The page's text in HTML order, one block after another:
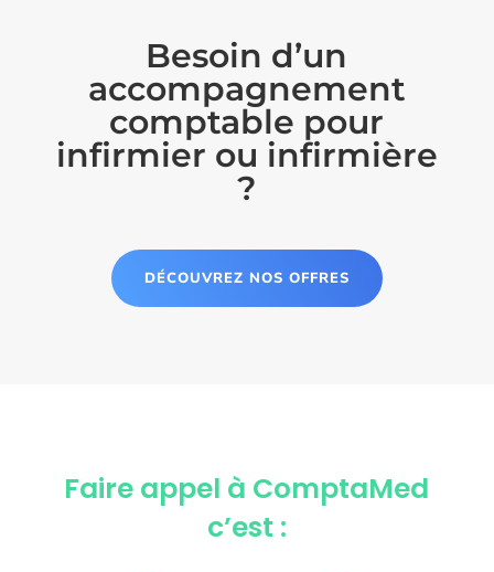
Besoin d’un
accompagnement
comptable pour
infirmier ou infirmière
?
DÉCOUVREZ NOS OFFRES
Faire appel à ComptaMed
c’est :